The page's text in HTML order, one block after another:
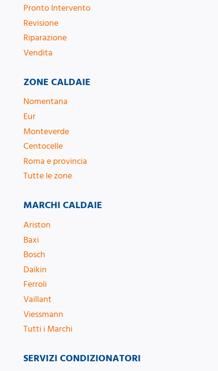
Pronto Intervento
Revisione
Riparazione
Vendita
ZONE CALDAIE
Nomentana
Eur
Monteverde
Centocelle
Roma e provincia
Tutte le zone
MARCHI CALDAIE
Ariston
Baxi
Bosch
Daikin
Ferroli
Vaillant
Viessmann
Tutti i Marchi
SERVIZI CONDIZIONATORI